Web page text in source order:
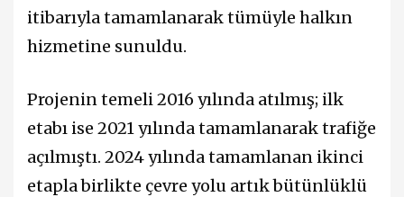
itibarıyla tamamlanarak tümüyle halkın
hizmetine sunuldu.
Projenin temeli 2016 yılında atılmış; ilk
etabı ise 2021 yılında tamamlanarak trafiğe
açılmıştı. 2024 yılında tamamlanan ikinci
etapla birlikte çevre yolu artık bütünlüklü